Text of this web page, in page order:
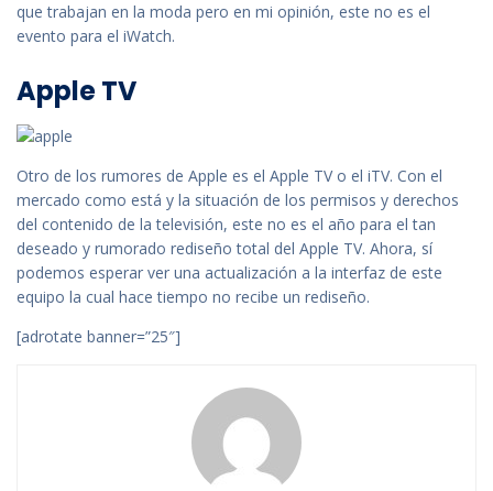
que trabajan en la moda pero en mi opinión, este no es el
evento para el iWatch.
Apple TV
Otro de los rumores de Apple es el Apple TV o el iTV. Con el
mercado como está y la situación de los permisos y derechos
del contenido de la televisión, este no es el año para el tan
deseado y rumorado rediseño total del Apple TV. Ahora, sí
podemos esperar ver una actualización a la interfaz de este
equipo la cual hace tiempo no recibe un rediseño.
[adrotate banner=”25″]